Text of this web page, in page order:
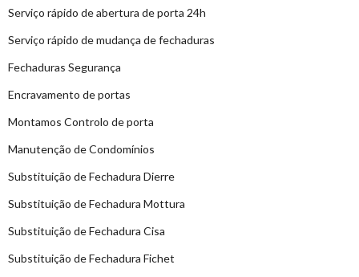
Serviço rápido de abertura de porta 24h
Serviço rápido de mudança de fechaduras
Fechaduras Segurança
Encravamento de portas
Montamos Controlo de porta
Manutenção de Condomínios
Substituição de Fechadura Dierre
Substituição de Fechadura Mottura
Substituição de Fechadura Cisa
Substituição de Fechadura Fichet